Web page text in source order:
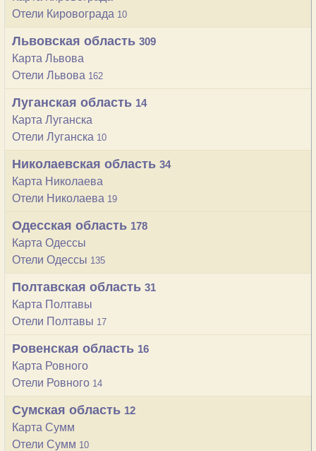
Отели Кировограда 10
Львовская область 309
Карта Львова
Отели Львова 162
Луганская область 14
Карта Луганска
Отели Луганска 10
Николаевская область 34
Карта Николаева
Отели Николаева 19
Одесская область 178
Карта Одессы
Отели Одессы 135
Полтавская область 31
Карта Полтавы
Отели Полтавы 17
Ровенская область 16
Карта Ровного
Отели Ровного 14
Сумская область 12
Карта Сумм
Отели Сумм 10